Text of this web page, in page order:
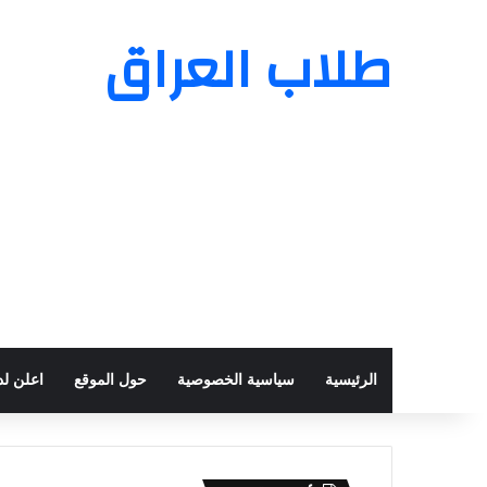
طلاب العراق
الرئيسية سياسية الخصوصية حول الموقع اعلن